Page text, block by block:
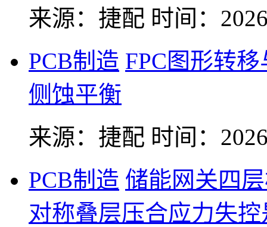
来源：捷配 时间：
PCB制造 FPC图形转
侧蚀平衡
来源：捷配 时间：
PCB制造 储能网关四
对称叠层压合应力失